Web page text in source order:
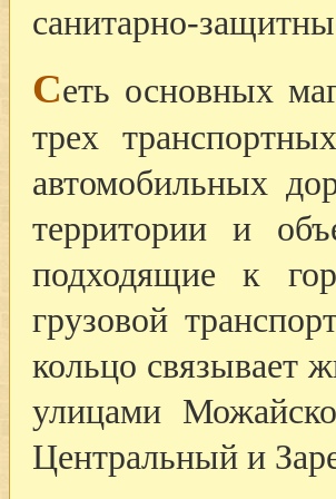
санитарно-
Сеть основных
трех
автомобильных
территории и
подходящие к
грузовой
кольцо связывает
улицами
Центральный и